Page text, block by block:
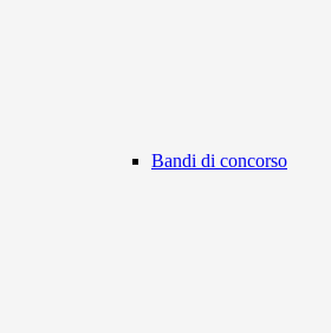
Bandi di concorso